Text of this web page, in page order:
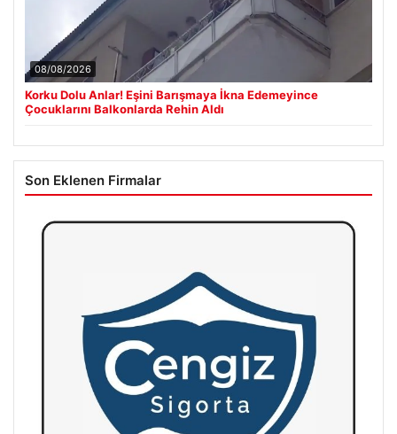
08/08/2026
Korku Dolu Anlar! Eşini Barışmaya İkna Edemeyince
Çocuklarını Balkonlarda Rehin Aldı
Son Eklenen Firmalar